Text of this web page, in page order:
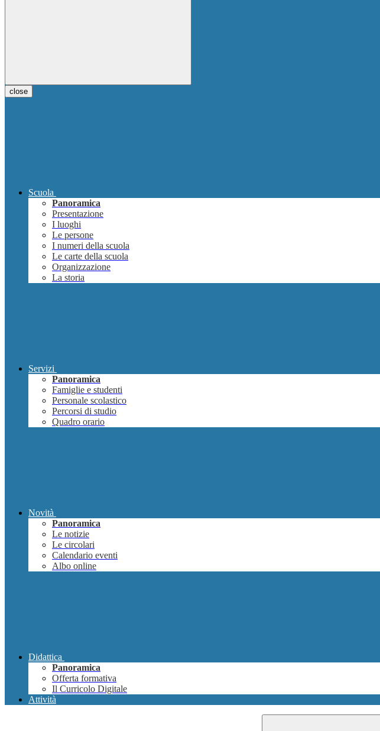
close
Scuola
Panoramica
Presentazione
I luoghi
Le persone
I numeri della scuola
Le carte della scuola
Organizzazione
La storia
Servizi
Panoramica
Famiglie e studenti
Personale scolastico
Percorsi di studio
Quadro orario
Novità
Panoramica
Le notizie
Le circolari
Calendario eventi
Albo online
Didattica
Panoramica
Offerta formativa
Il Curricolo Digitale
Attività